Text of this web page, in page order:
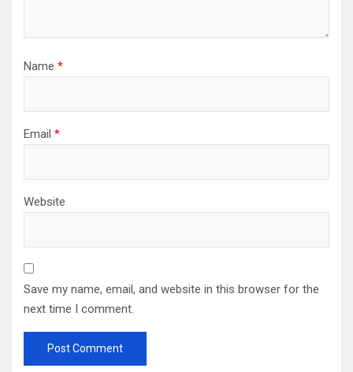
Name *
Email *
Website
Save my name, email, and website in this browser for the
next time I comment.